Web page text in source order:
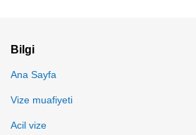
Bilgi
Ana Sayfa
Vize muafiyeti
Acil vize